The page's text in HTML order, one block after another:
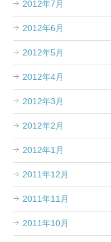
2012年7月
2012年6月
2012年5月
2012年4月
2012年3月
2012年2月
2012年1月
2011年12月
2011年11月
2011年10月